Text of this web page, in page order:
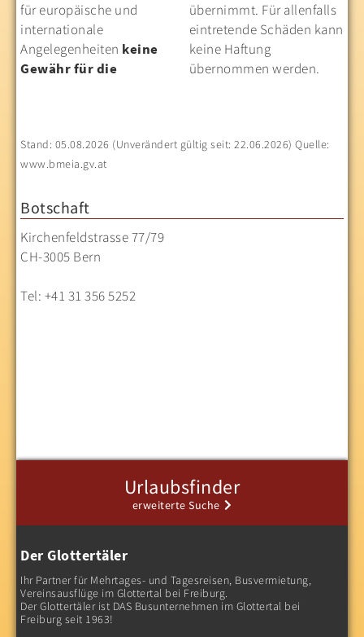
für europäische und
internationale
Angelegenheiten keine
Gewähr für die
übernimmt. Für allenfalls
eintretende Schäden kann
keine Haftung
übernommen werden.
Stand: 05.08.2026 (Unverändert gültig seit: 22.06.2026) Quelle:
www.bmeia.gv.at
Botschaft
Kirchenfeldstrasse 77/79
CH-3005 Bern
Tel: +41 31 356 5252
Urlaubsfinder
erweiterte Suche
Der Glottertäler
Ihr Partner für Mehrtages- und Tagesreisen, Busvermietung,
Vereinsausflüge im Glottertal bei Freiburg.
Der Glottertäler ist DAS Busunternehmen im Glottertal bei
Freiburg seit 1963!